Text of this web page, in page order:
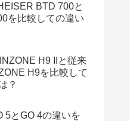
BTD 700と
を比較しての違い
H9 IIと従来
H9を比較して
？
5とGO 4の違いを